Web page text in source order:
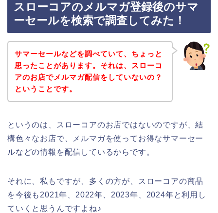
スローコアのメルマガ登録後のサマ
ーセールを検索で調査してみた！
サマーセールなどを調べていて、ちょっと
思ったことがあります。それは、スローコ
アのお店でメルマガ配信をしていないの？
ということです。
というのは、スローコアのお店ではないのですが、結
構色々なお店で、メルマガを使ってお得なサマーセー
ルなどの情報を配信しているからです。
それに、私もですが、多くの方が、スローコアの商品
を今後も2021年、2022年、2023年、2024年と利用し
ていくと思うんですよね♪